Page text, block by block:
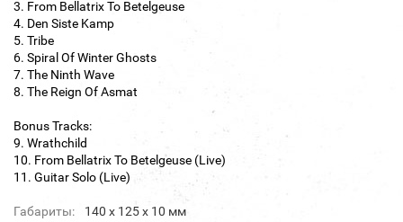
3. From Bellatrix To Betelgeuse
4. Den Siste Kamp
5. Tribe
6. Spiral Of Winter Ghosts
7. The Ninth Wave
8. The Reign Of Asmat
Bonus Tracks:
9. Wrathchild
10. From Bellatrix To Betelgeuse (Live)
11. Guitar Solo (Live)
Габариты: 140 х 125 х 10 мм